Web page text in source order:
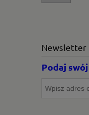
Newsletter
Podaj